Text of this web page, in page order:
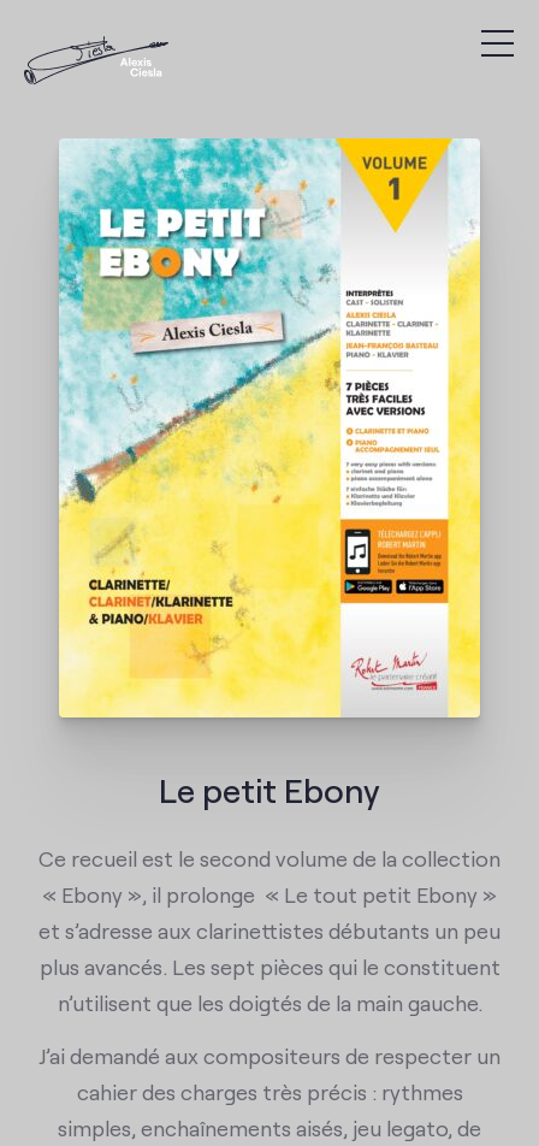
Le petit Ebony
Ce recueil est le second volume de la collection
« Ebony », il prolonge « Le tout petit Ebony »
et s’adresse aux clarinettistes débutants un peu
plus avancés. Les sept pièces qui le constituent
n’utilisent que les doigtés de la main gauche.
J’ai demandé aux compositeurs de respecter un
cahier des charges très précis : rythmes
simples, enchaînements aisés, jeu legato, de
Discographie
Vidéos
Recherche
Présentation
Agenda
Liens utiles